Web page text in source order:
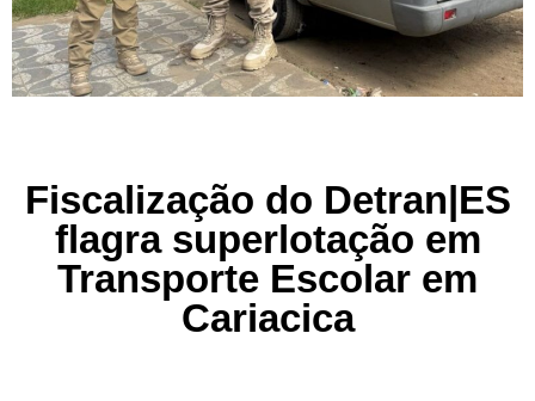
Fiscalização do Detran|ES
flagra superlotação em
Transporte Escolar em
Cariacica